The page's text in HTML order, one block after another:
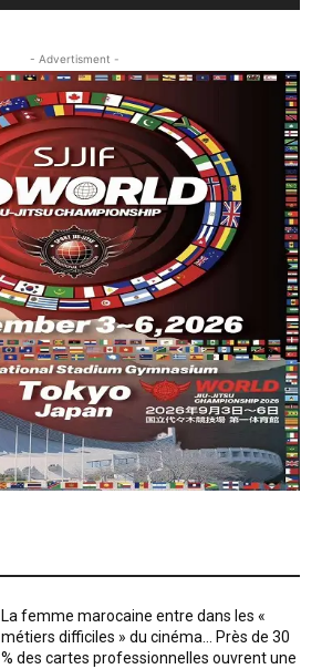
- Advertisment -
La femme marocaine entre dans les «
métiers difficiles » du cinéma… Près de 30
% des cartes professionnelles ouvrent une